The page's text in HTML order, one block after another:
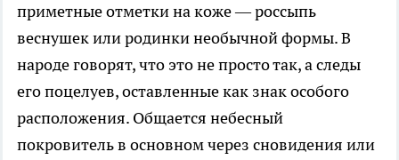
приметные отметки на коже — россыпь
веснушек или родинки необычной формы. В
народе говорят, что это не просто так, а следы
его поцелуев, оставленные как знак особого
расположения. Общается небесный
покровитель в основном через сновидения или